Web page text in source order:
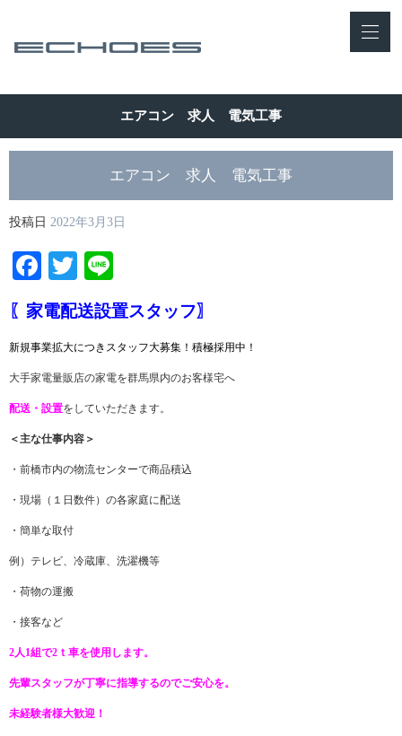
エアコン 求人 電気工事
エアコン 求人 電気工事
投稿日 2022年3月3日
Facebook
Twitter
〖家電配送設置スタッフ〗
新規事業拡大につきスタッフ大募集！積極採用中！
大手家電量販店の家電を群馬県内のお客様宅へ
配送・設置をしていただきます。
＜主な仕事内容 ＞
・前橋市内の物流センターで商品積込
・現場（１日数件）の各家庭に配送
・簡単な取付
例）テレビ、冷蔵庫、洗濯機等
・荷物の運搬
・接客など
2人1組で2ｔ車を使用します。
先輩スタッフが丁寧に指導するのでご安心を。
未経験者様大歓迎！